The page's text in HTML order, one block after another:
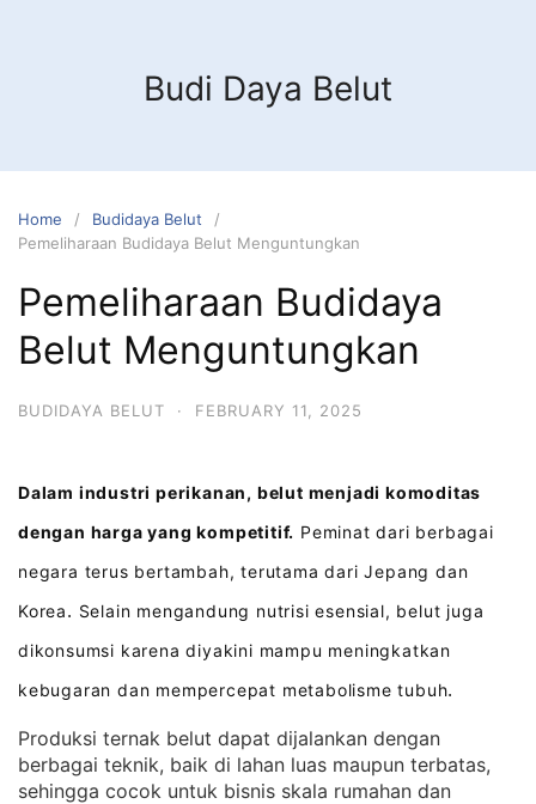
Budi Daya Belut
Home
Budidaya Belut
Pemeliharaan Budidaya Belut Menguntungkan
Pemeliharaan Budidaya
Belut Menguntungkan
BUDIDAYA BELUT · FEBRUARY 11, 2025
Dalam industri perikanan, belut menjadi komoditas
dengan harga yang kompetitif. Peminat dari berbagai
negara terus bertambah, terutama dari Jepang dan
Korea. Selain mengandung nutrisi esensial, belut juga
dikonsumsi karena diyakini mampu meningkatkan
kebugaran dan mempercepat metabolisme tubuh.
Produksi ternak belut dapat dijalankan dengan
berbagai teknik, baik di lahan luas maupun terbatas,
sehingga cocok untuk bisnis skala rumahan dan